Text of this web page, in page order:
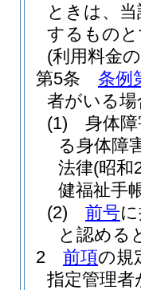
ときは、
するもの
(利用料金
第5条
条例
者がいる
(1)
身体
る身体障
法律(昭和
健福祉手
(2)
前号
と認める
2
前項の規
指定管理